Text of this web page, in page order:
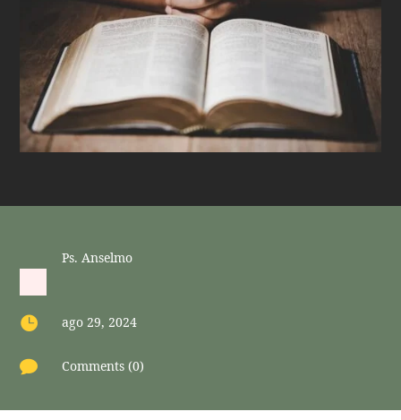
Ps. Anselmo
 ago 29, 2024
 Comments (0)